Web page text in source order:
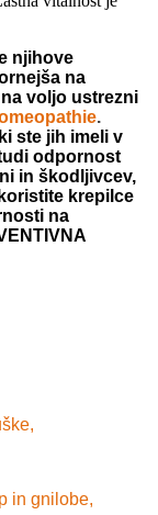
njihove
na
voljo ustrezni
.
ste jih imeli v
odpornost
in škodljivcev,
krepilce
na
in gnilobe,